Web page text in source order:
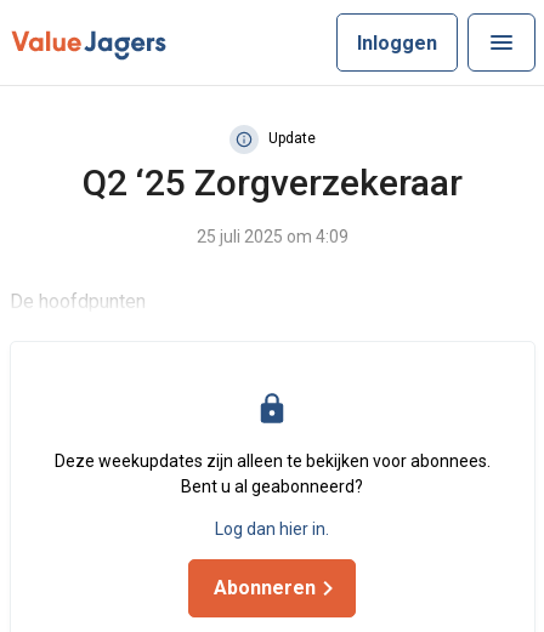
Inloggen
Update
Q2 ‘25 Zorgverzekeraar
25 juli 2025 om 4:09
De hoofdpunten
Deze weekupdates zijn alleen te bekijken voor abonnees.
Bent u al geabonneerd?
Log dan hier in.
Abonneren